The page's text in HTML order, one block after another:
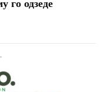
го одзеде